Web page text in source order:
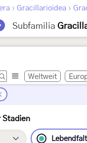
› Gracillarioidea ›
Subfamilia
Weltweit
Stadien